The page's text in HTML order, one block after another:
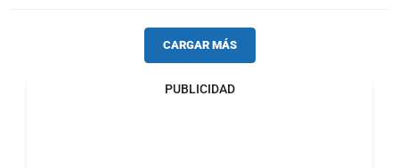
CARGAR MÁS
PUBLICIDAD